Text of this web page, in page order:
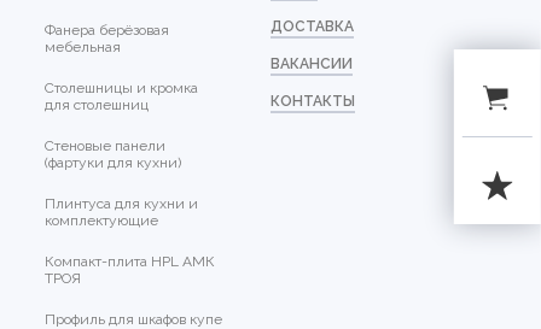
Фанера берёзовая
мебельная
Столешницы и кромка
для столешниц
Стеновые панели
(фартуки для кухни)
Плинтуса для кухни и
комплектующие
Компакт-плита HPL АМК
ТРОЯ
Профиль для шкафов купе
ДОСТАВКА
ВАКАНСИИ
КОНТАКТЫ